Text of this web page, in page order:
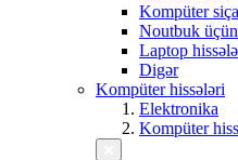
Kompüter
Noutbuk
Laptop
Digər
Kompüter hissələri
Elektronika
Kompüter